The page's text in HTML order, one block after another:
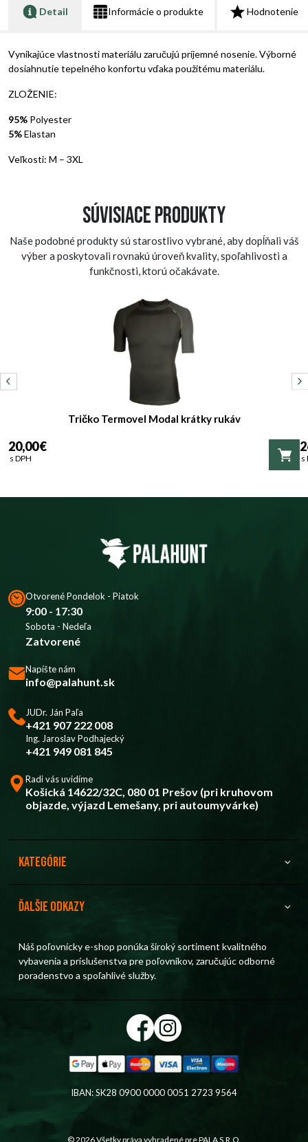
Detail Informácie o produkte Hodnotenie
Vynikajúce vlastnosti materiálu zaručujú príjemné nosenie. Výborné
dosiahnutie tepelného konfortu vďaka použitému materiálu.
ZLOŽENIE:
95% Polyester
5%Elastan
Veľkosti: M – 3XL
Súvisiace produkty
Naše podobné produkty sú starostlivo vybrané, aby dopĺňali váš
výber a poskytovali rovnakú úroveň kvality, spoľahlivosti a
funkčnosti, ktorú očakávate.
Tričko Termovel Modal krátky rukáv
20,00 €
s DPH s
Otvorené Pondelok - Piatok
9:00 - 17:30
Sobota - Nedeľa
Zatvorené
Napíšte nám
info@palahunt.sk
JUDr. Ján Paľa
+421 907 222 008
Ing. Jaroslav Podhajecký
+421 949 081 845
Radi vás uvidíme
Košická 14622/32C, 080 01 Prešov (pri kruhovom
objazde, výjazd Lemešany, pri autoumyvárke)
Kategórie
Ďalšie odkazy
Náš poľovnícky e-shop ponúka široký sortiment kvalitného
vybavenia a príslušenstva pre poľovníkov, zaručujúc odborné
poradenstvo a spoľahlivé služby.
IBAN: SK28 0900 0000 0051 2723 9564
© 2026 Všetky práva vyhradené prePALA S.R.O.